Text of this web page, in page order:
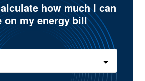
how much I can
on my energy bill